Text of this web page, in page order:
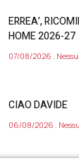
ERREA’,
HOME 2026-27
07/08/2026
CIAO DAVIDE
06/08/2026